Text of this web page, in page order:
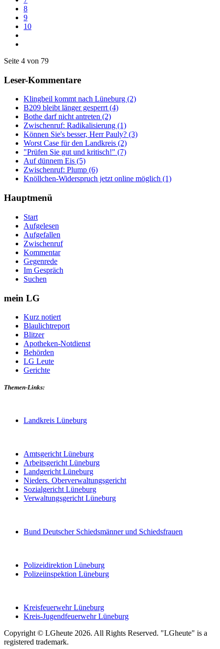
8
9
10
Seite 4 von 79
Leser-Kommentare
Klingbeil kommt nach Lüneburg (2)
B209 bleibt länger gesperrt (4)
Bothe darf nicht antreten (2)
Zwischenruf: Radikalisierung (1)
Können Sie's besser, Herr Pauly? (3)
Worst Case für den Landkreis (2)
"Prüfen Sie gut und kritisch!" (7)
Auf dünnem Eis (5)
Zwischenruf: Plump (6)
Knöllchen-Widerspruch jetzt online möglich (1)
Hauptmenü
Start
Aufgelesen
Aufgefallen
Zwischenruf
Kommentar
Gegenrede
Im Gespräch
Suchen
mein LG
Kurz notiert
Blaulichtreport
Blitzer
Apotheken-Notdienst
Behörden
LG Leute
Gerichte
Themen-Links:
Landkreis Lüneburg
Amtsgericht Lüneburg
Arbeitsgericht Lüneburg
Landgericht Lüneburg
Nieders. Oberverwaltungsgericht
Sozialgericht Lüneburg
Verwaltungsgericht Lüneburg
Bund Deutscher Schiedsmänner und Schiedsfrauen
Polizeidirektion Lüneburg
Polizeiinspektion Lüneburg
Kreisfeuerwehr Lüneburg
Kreis-Jugendfeuerwehr Lüneburg
Copyright © LGheute 2026. All Rights Reserved. "LGheute" is a
registered trademark.